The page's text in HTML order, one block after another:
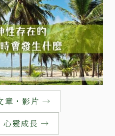
章・影片 →
心靈成長 →